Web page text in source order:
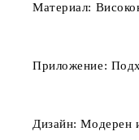
Материал:
Приложение:
Дизайн: Модерен